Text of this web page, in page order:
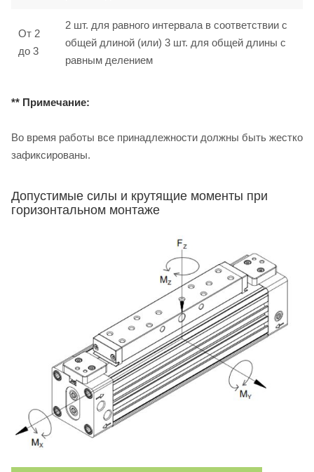
От 2
до 3
2 шт. для равного интервала в соответствии с
общей длиной (или) 3 шт. для общей длины с
равным делением
** Примечание:
Во время работы все принадлежности должны быть жестко
зафиксированы.
Допустимые силы и крутящие моменты при
горизонтальном монтаже